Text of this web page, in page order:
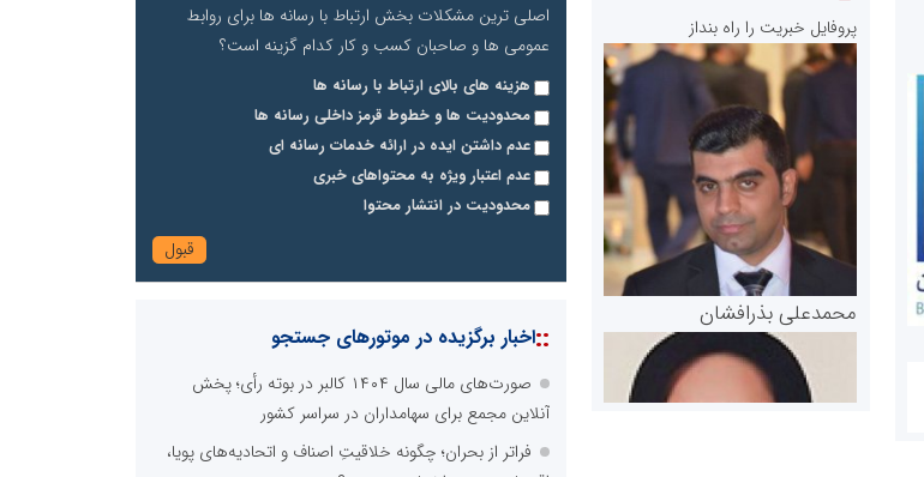
پروفایل خبریت را راه بنداز
محمدعلی بذرافشان
اصلی ترین مشکلات بخش ارتباط با رسانه ها برای روابط
عمومی ها و صاحبان کسب و کار کدام گزینه است؟
هزینه های بالای ارتباط با رسانه ها
محدودیت ها و خطوط قرمز داخلی رسانه ها
عدم داشتن ایده در ارائه خدمات رسانه ای
عدم اعتبار ویژه به محتواهای خبری
محدودیت در انتشار محتوا
::اخبار برگزیده در موتورهای جستجو
صورت‌های مالی سال ۱۴۰۴ کالبر در بوته رأی؛ پخش
آنلاین مجمع برای سهامداران در سراسر کشور
فراتر از بحران؛ چگونه خلاقیتِ اصناف و اتحادیه‌های پویا،